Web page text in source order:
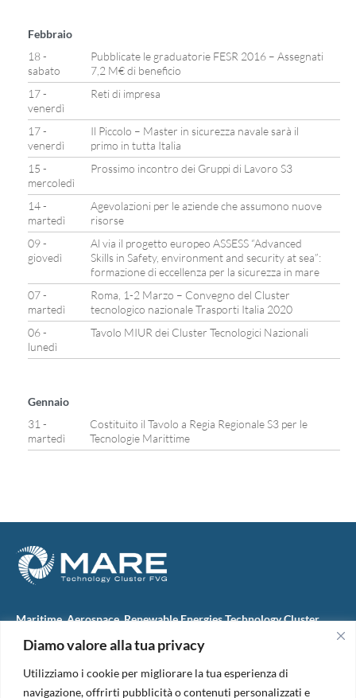
Diamo valore alla tua privacy
Utilizziamo i cookie per migliorare la tua esperienza di
navigazione, offrirti pubblicità o contenuti personalizzati e
Febbraio
18 -
sabato
Pubblicate le graduatorie FESR 2016 – Assegnati
7,2 M€ di beneficio
17 -
venerdì
Reti di impresa
17 -
venerdì
Il Piccolo – Master in sicurezza navale sarà il
primo in tutta Italia
15 -
mercoledì
Prossimo incontro dei Gruppi di Lavoro S3
14 -
martedì
Agevolazioni per le aziende che assumono nuove
risorse
09 -
giovedì
Al via il progetto europeo ASSESS “Advanced
Skills in Safety, environment and security at sea”:
formazione di eccellenza per la sicurezza in mare
07 -
martedì
Roma, 1-2 Marzo – Convegno del Cluster
tecnologico nazionale Trasporti Italia 2020
06 -
lunedì
Tavolo MIUR dei Cluster Tecnologici Nazionali
Gennaio
31 -
martedì
Costituito il Tavolo a Regia Regionale S3 per le
Tecnologie Marittime
Maritime, Aerospace, Renewable Energies Technology Cluster
M.A.R.E. TC FVG S.c.ar.l.
34074 Monfalcone (Italy)
tel. +39 0481 723440